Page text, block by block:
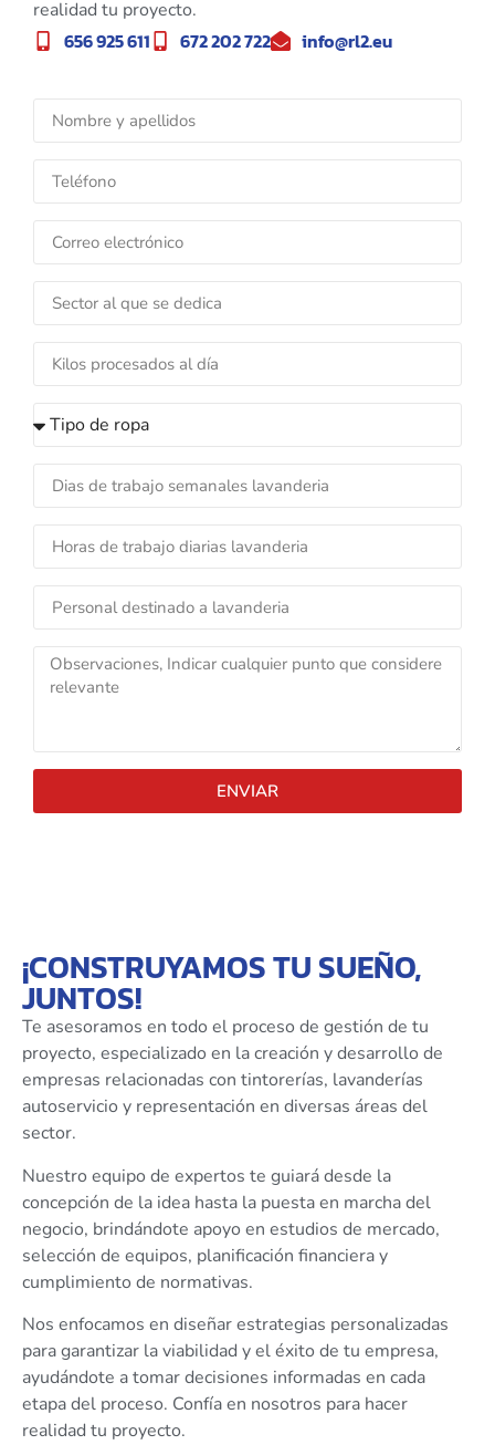
realidad tu proyecto.
656 925 611 672 202 722 info@rl2.eu
ENVIAR
¡CONSTRUYAMOS TU SUEÑO,
JUNTOS!
Te asesoramos en todo el proceso de gestión de tu
proyecto, especializado en la creación y desarrollo de
empresas relacionadas con tintorerías, lavanderías
autoservicio y representación en diversas áreas del
sector.
Nuestro equipo de expertos te guiará desde la
concepción de la idea hasta la puesta en marcha del
negocio, brindándote apoyo en estudios de mercado,
selección de equipos, planificación financiera y
cumplimiento de normativas.
Nos enfocamos en diseñar estrategias personalizadas
para garantizar la viabilidad y el éxito de tu empresa,
ayudándote a tomar decisiones informadas en cada
etapa del proceso. Confía en nosotros para hacer
realidad tu proyecto.